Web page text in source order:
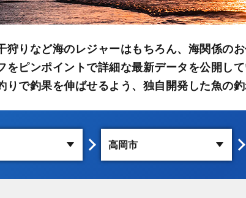
狩りなど海のレジャーはもちろん、海関係の
をピンポイントで詳細な最新データを公開し
りで釣果を伸ばせるよう、独自開発した魚の